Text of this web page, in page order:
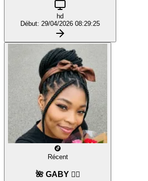
hd
Début: 29/04/2026 08:29:25
Récent
🌺 GABY ❤️‍🔥